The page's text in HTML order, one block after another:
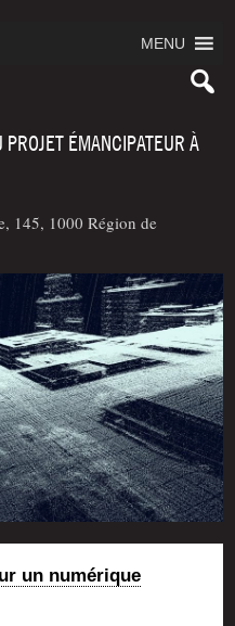
MENU
ÉMANCIPATEUR À
145, 1000 Région de
un numé­rique